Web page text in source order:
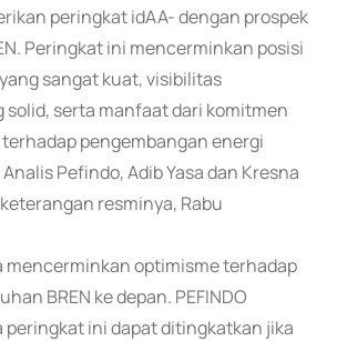
peringkat idAA- dengan prospek
Peringkat ini mencerminkan posisi
sangat kuat, visibilitas
solid, serta manfaat dari komitmen
pengembangan energi
Pefindo, Adib Yasa dan Kresna
resminya, Rabu
mencerminkan optimisme terhadap
BREN ke depan. PEFINDO
peringkat ini dapat ditingkatkan jika